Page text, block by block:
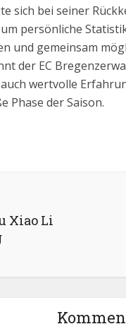
sich bei seiner
persönliche
und gemeinsam
der EC
wertvolle
Phase der Saison.
Xiao Li